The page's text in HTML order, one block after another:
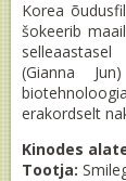
Korea
šokeerib
(Gianna
erakordselt
Kinodes
Tootja: